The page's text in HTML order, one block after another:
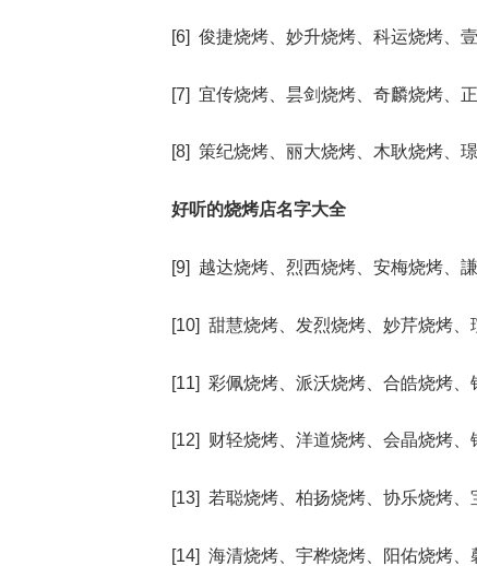
[6] 俊捷烧烤、妙升烧烤、科运烧烤、
[7] 宜传烧烤、昙剑烧烤、奇麟烧烤、
[8] 策纪烧烤、丽大烧烤、木耿烧烤、
好听的烧烤店名字大全
[9] 越达烧烤、烈西烧烤、安梅烧烤、
[10] 甜慧烧烤、发烈烧烤、妙芹烧烤
[11] 彩佩烧烤、派沃烧烤、合皓烧烤
[12] 财轻烧烤、洋道烧烤、会晶烧烤
[13] 若聪烧烤、柏扬烧烤、协乐烧烤
[14] 海清烧烤、宇桦烧烤、阳佑烧烤